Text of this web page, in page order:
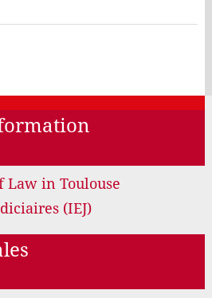
Law in Toulouse
(IEJ)